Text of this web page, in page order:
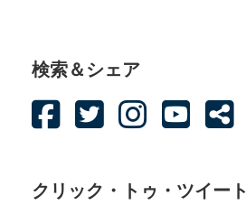
検索＆シェア
クリック・トゥ・ツイート